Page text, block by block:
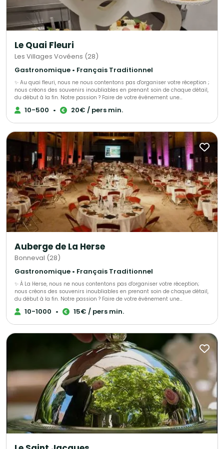
Le Quai Fleuri
Les Villages Vovéens (28)
Gastronomique • Français Traditionnel
✨ Au quai fleuri, nous ne nous contentons pas d'organiser votre réception ;
nous créons des souvenirs inoubliables en prenant soin de chaque détail,
du début à la fin. Notre passion ? Faire de votre événement une
célébration époustouflante qui restera gravée dans les mémoires ! 🌟
Avec L'Atelier Traiteur, votre expert dédié en organisation d'événements
transformer vos rêves en réalité, avec une touche de magie à chaque
moment !
10-500 • 20€ / pers min.
Auberge de La Herse
Bonneval (28)
Gastronomique • Français Traditionnel
✨ À La Herse, nous ne nous contentons pas d'organiser votre réception;
nous créons des souvenirs inoubliables en prenant soin de chaque détail,
du début à la fin. Notre passion ? Faire de votre événement une
célébration époustouflante qui restera gravée dans les mémoires ! 🌟 L'
Atelier Traiteur, votre expert dédié en organisation d'événements depuis
transformer vos rêves en réalité, avec une touche de magie à chaque
10-1000 • 15€ / pers min.